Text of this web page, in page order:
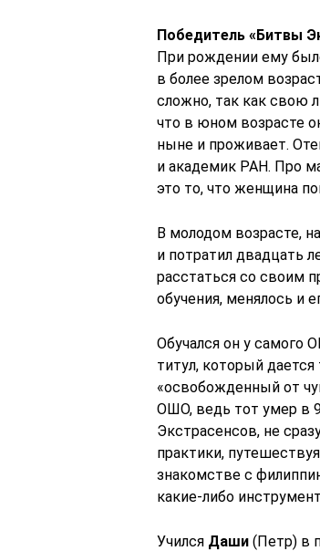
Победитель «Битвы
При рождении ему
в более зрелом
сложно, так как свою
что в юном возрасте
ныне и проживает.
и академик РАН. Про
это то, что женщина
В молодом возрасте,
и потратил двадцать
расстаться со своим
обучения, менялось и
Обучался он у самого
титул, который
«освобожденный от
ОШО, ведь тот умер в
Экстрасенсов, не
практики,
знакомстве с
какие-либо
Учился Даши (Петр) в